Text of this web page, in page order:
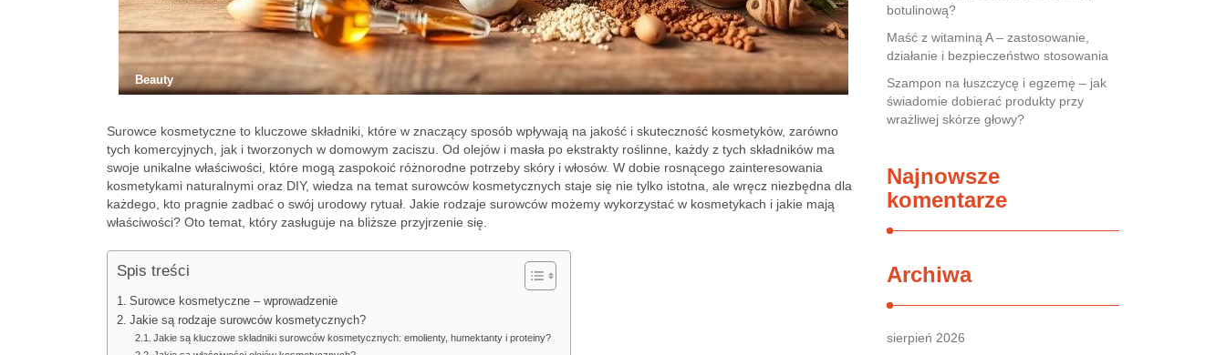
Beauty
Surowce kosmetyczne to kluczowe składniki, które w znaczący sposób wpływają na jakość i skuteczność kosmetyków, zarówno
tych komercyjnych, jak i tworzonych w domowym zaciszu. Od olejów i masła po ekstrakty roślinne, każdy z tych składników ma
swoje unikalne właściwości, które mogą zaspokoić różnorodne potrzeby skóry i włosów. W dobie rosnącego zainteresowania
kosmetykami naturalnymi oraz DIY, wiedza na temat surowców kosmetycznych staje się nie tylko istotna, ale wręcz niezbędna dla
każdego, kto pragnie zadbać o swój urodowy rytuał. Jakie rodzaje surowców możemy wykorzystać w kosmetykach i jakie mają
właściwości? Oto temat, który zasługuje na bliższe przyjrzenie się.
Spis treści
Surowce kosmetyczne – wprowadzenie
Jakie są rodzaje surowców kosmetycznych?
Jakie są kluczowe składniki surowców kosmetycznych: emolienty, humektanty i proteiny?
botulinową?
Maść z witaminą A – zastosowanie,
działanie i bezpieczeństwo stosowania
Szampon na łuszczycę i egzemę – jak
świadomie dobierać produkty przy
wrażliwej skórze głowy?
Najnowsze
komentarze
Archiwa
sierpień 2026